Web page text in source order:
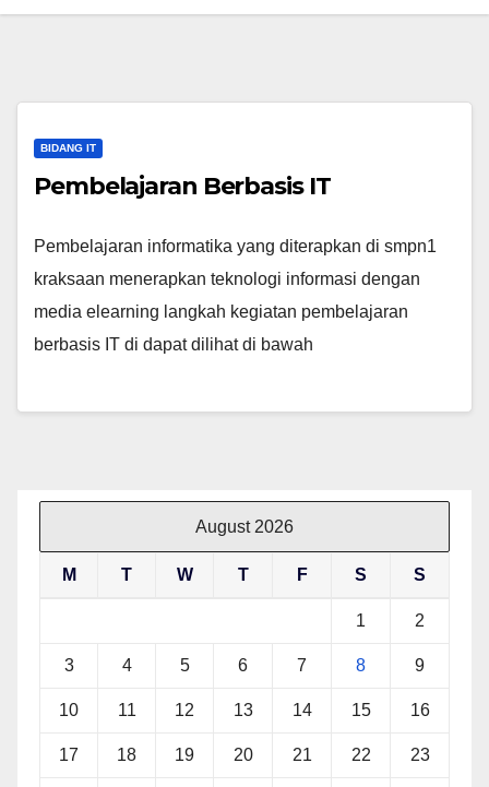
BIDANG IT
Pembelajaran Berbasis IT
Pembelajaran informatika yang diterapkan di smpn1
kraksaan menerapkan teknologi informasi dengan
media elearning langkah kegiatan pembelajaran
berbasis IT di dapat dilihat di bawah
August 2026
M T W T F S S
1 2
3 4 5 6 7 8 9
10 11 12 13 14 15 16
17 18 19 20 21 22 23